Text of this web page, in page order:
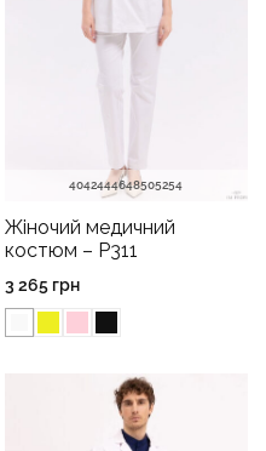
4042444648505254
Жіночий медичний
костюм – P311
3 265 грн